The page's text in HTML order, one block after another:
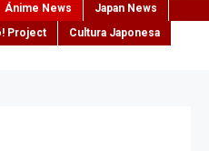
Ánime News
Japan News
Project
Cultura Japonesa